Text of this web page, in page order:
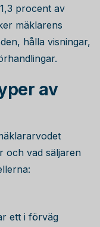
1,3 procent av
mäklarens
hålla visningar,
av
och vad säljaren
ett i förväg